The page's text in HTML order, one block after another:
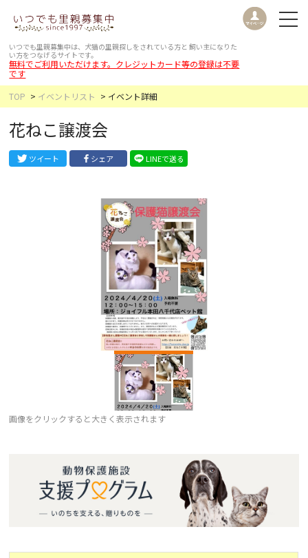
いつでも里親募集中は、犬猫の里親探しをされている方と 飼い主になりた
い方をつなげるサイトです。
無料でご利用いただけます。クレジットカード等の登録は不要
です
TOP
イベントリスト イベント詳細
花ねこ譲渡会
ツイート シェア LINEで送る
画像をクリックすると大きく表示されます